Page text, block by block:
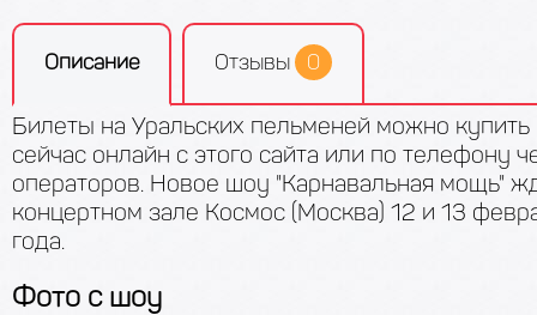
Описание Отзывы 0
Билеты на Уральских пельменей можно
сейчас онлайн с этого сайта или по телефону
операторов. Новое шоу "Карнавальная мощь"
концертном зале Космос (Москва) 12 и 13
года.
Фото c шоу